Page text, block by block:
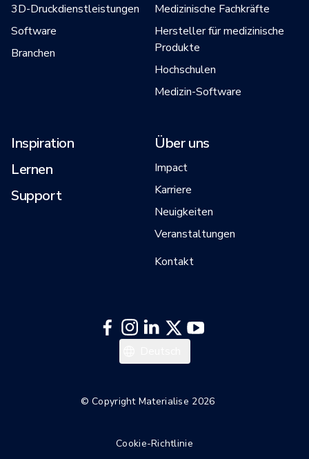
3D-Druckdienstleistungen
Software
Branchen
Medizinische Fachkräfte
Hersteller für medizinische
Produkte
Hochschulen
Medizin-Software
Inspiration
Lernen
Support
Über uns
Impact
Karriere
Neuigkeiten
Veranstaltungen
Kontakt
Français
© Copyright Materialise 2026
Cookie-Richtlinie